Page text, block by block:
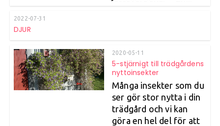
2022-07-31
DJUR
2020-05-11
5-stjärnigt till trädgårdens
nyttoinsekter
Många insekter som du
ser gör stor nytta i din
trädgård och vi kan
göra en hel del för att